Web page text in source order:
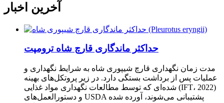
آخرین اخبار
حداکثر ماندگاری قارچ شاه ترومپت
مدت زمان نگهداری قارچ شیپوری شاه به شرایط نگهداری و
عملیات پس از برداشت بستگی دارد. در زیر پروتکل‌های بهینه
شده‌ای که توسط مطالعات نگهداری مواد غذایی (IFT، 2022)
و دستورالعمل‌های USDA پشتیبانی می‌شوند، آورده شده